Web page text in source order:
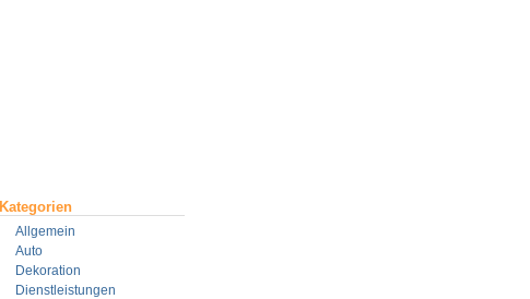
Kategorien
Allgemein
Auto
Dekoration
Dienstleistungen